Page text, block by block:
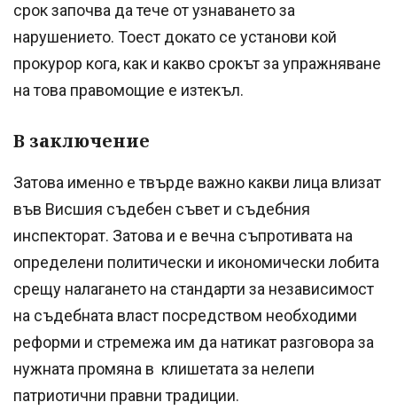
срок започва да тече от узнаването за
нарушението. Тоест докато се установи кой
прокурор кога, как и какво срокът за упражняване
на това правомощие е изтекъл.
В заключение
Затова именно е твърде важно какви лица влизат
във Висшия съдебен съвет и съдебния
инспекторат. Затова и е вечна съпротивата на
определени политически и икономически лобита
срещу налагането на стандарти за независимост
на съдебната власт посредством необходими
реформи и стремежа им да натикат разговора за
нужната промяна в клишетата за нелепи
патриотични правни традиции.